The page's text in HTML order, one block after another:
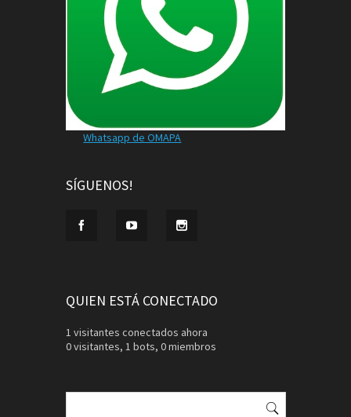
Whatsapp de OMAPA
SÍGUENOS!
QUIEN ESTÁ CONECTADO
1 visitantes conectados ahora
0 visitantes, 1 bots, 0 miembros
Buscar: